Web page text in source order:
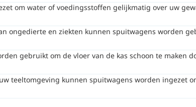
om water of voedingsstoffen gelijkmatig over uw
ongedierte en ziekten kunnen spuitwagens worden
gebruikt om de vloer van de kas schoon te maken
teeltomgeving kunnen spuitwagens worden ingezet